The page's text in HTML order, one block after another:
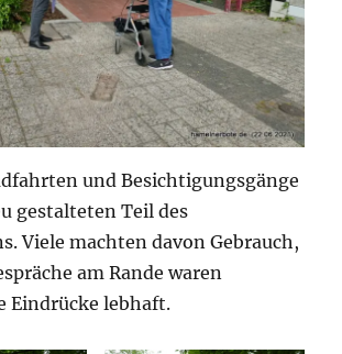
und Besichtigungsgänge
gestalteten Teil des
Viele machten davon Gebrauch,
am Rande waren
Eindrücke lebhaft.